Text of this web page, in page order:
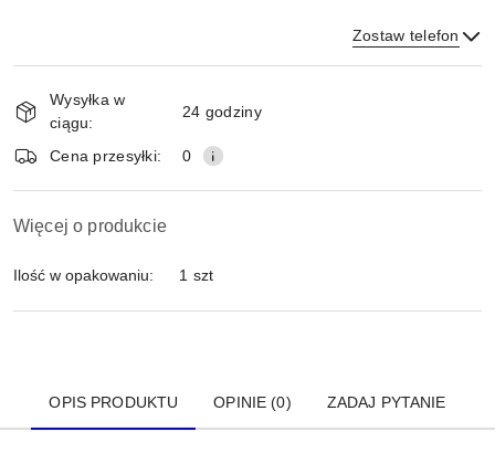
Zostaw telefon
i
dostawa
Wysyłka w
ciągu:
24 godziny
Cena przesyłki: 0
Więcej o produkcie
Ilość w opakowaniu: 1 szt
OPIS PRODUKTU OPINIE (0) ZADAJ PYTANIE